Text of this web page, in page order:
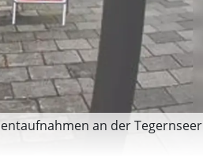
an der Tegernseer